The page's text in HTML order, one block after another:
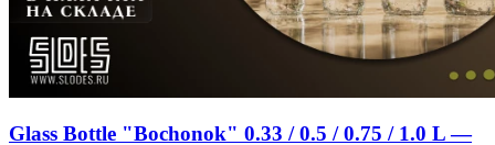
Glass Bottle "Bochonok" 0.33 / 0.5 / 0.75 / 1.0 L —